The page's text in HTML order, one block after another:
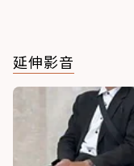
延伸影音